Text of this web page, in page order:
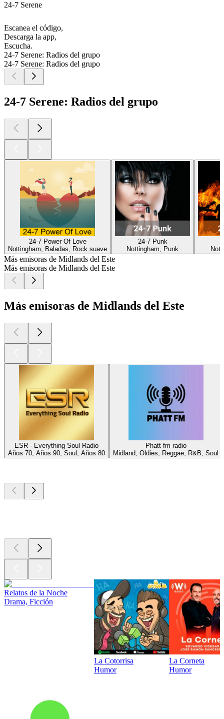
24-7 Serene
Escanea el código,
Descarga la app,
Escucha.
24-7 Serene: Radios del grupo
24-7 Serene: Radios del grupo
24-7 Serene: Radios del grupo
24-7 Power Of Love
Nottingham, Baladas, Rock suave
24-7 Punk
Nottingham, Punk
Más emisoras de Midlands del Este
Más emisoras de Midlands del Este
Más emisoras de Midlands del Este
ESR - Everything Soul Radio
Años 70, Años 90, Soul, Años 80
Phatt fm radio
Midland, Oldies, Reggae, R&B, Soul
Relatos de la Noche
Drama, Ficción
La Cotorrisa
Humor
La Corneta
Humor